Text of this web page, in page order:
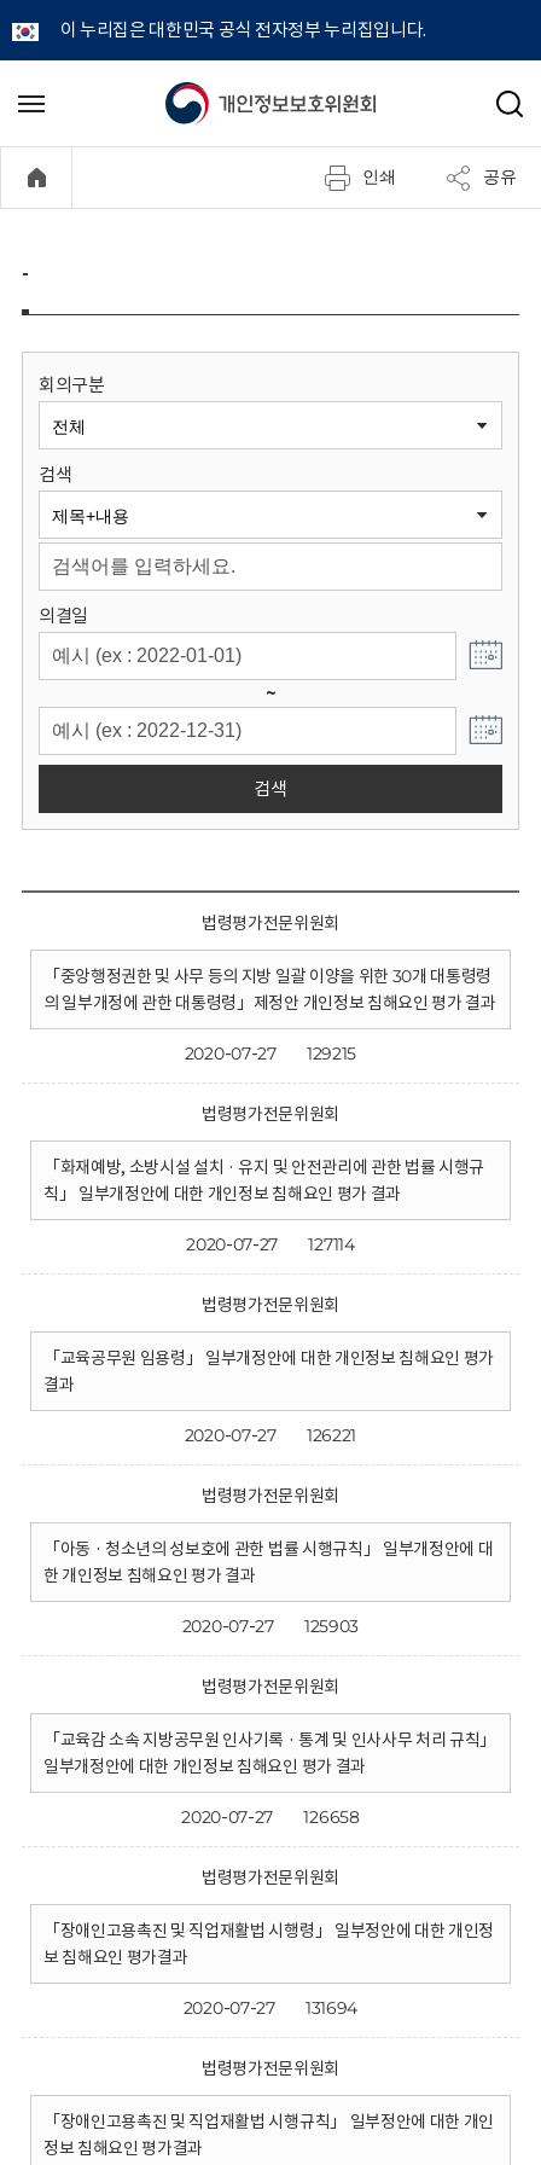
이 누리집은 대한민국 공식 전자정부 누리집입니다.
개
정
보
원
회
메
기
검
인쇄 공유
-
회의구분
검색
의결일
~
검색
법령평가전문위원회
「중앙행정권한 및 사무 등의 지방 일괄 이양을 위한 30개 대통령령
의 일부개정에 관한 대통령령」제정안 개인정보 침해요인 평가 결과
2020-07-27 129215
법령평가전문위원회
「화재예방, 소방시설 설치 · 유지 및 안전관리에 관한 법률 시행규
칙」 일부개정안에 대한 개인정보 침해요인 평가 결과
2020-07-27 127114
법령평가전문위원회
「교육공무원 임용령」 일부개정안에 대한 개인정보 침해요인 평가
결과
2020-07-27 126221
법령평가전문위원회
「아동 · 청소년의 성보호에 관한 법률 시행규칙」 일부개정안에 대
한 개인정보 침해요인 평가 결과
2020-07-27 125903
법령평가전문위원회
「교육감 소속 지방공무원 인사기록 · 통계 및 인사사무 처리 규칙」
일부개정안에 대한 개인정보 침해요인 평가 결과
2020-07-27 126658
법령평가전문위원회
「장애인고용촉진 및 직업재활법 시행령」 일부정안에 대한 개인정
보 침해요인 평가결과
2020-07-27 131694
법령평가전문위원회
「장애인고용촉진 및 직업재활법 시행규칙」 일부정안에 대한 개인
정보 침해요인 평가결과